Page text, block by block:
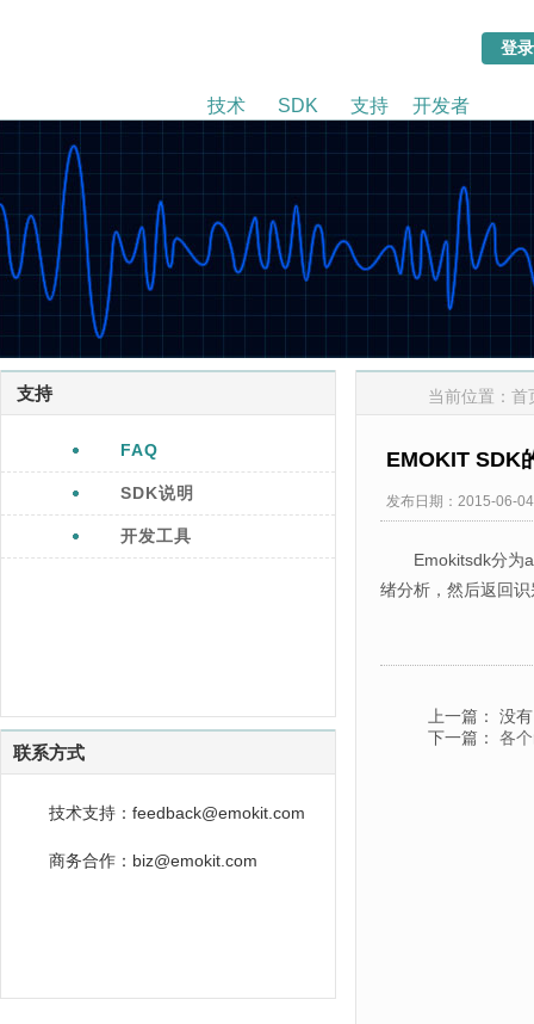
技术 SDK 支持 开发者
支持
FAQ
SDK说明
开发工具
联系方式
技术支持：feedback@emokit.com
商务合作：biz@emokit.com
当前位置： 首
EMOKIT SDK
发布日期：2015-06-
Emokitsdk分为
绪分析，然后返回
上一篇： 没
下一篇： 各